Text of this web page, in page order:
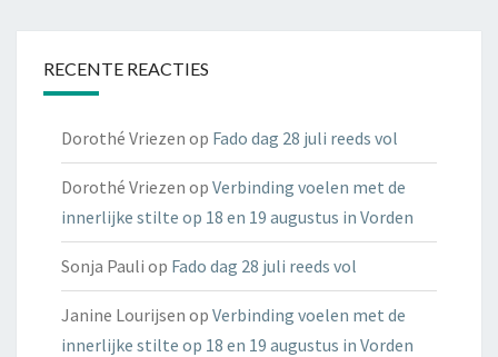
RECENTE REACTIES
Dorothé Vriezen op Fado dag 28 juli reeds vol
Dorothé Vriezen op Verbinding voelen met de
innerlijke stilte op 18 en 19 augustus in Vorden
Sonja Pauli op Fado dag 28 juli reeds vol
Janine Lourijsen op Verbinding voelen met de
innerlijke stilte op 18 en 19 augustus in Vorden